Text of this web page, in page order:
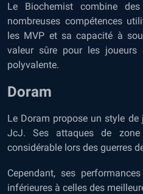
Le Biochemist combine
nombreuses compétences
les MVP et sa capacité à
valeur sûre pour les joueurs
polyvalente.
Doram
Le Doram propose un style
JcJ. Ses attaques de
considérable lors des guerres
Cependant, ses
inférieures à celles des